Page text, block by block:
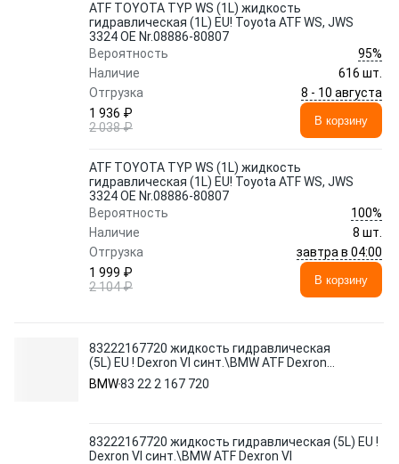
ATF TOYOTA TYP WS (1L) жидкость
гидравлическая (1L) EU! Toyota ATF WS, JWS
3324 OE Nr.08886-80807
Вероятность
95%
Наличие
616 шт.
Отгрузка
8 - 10 августа
1 936 ₽
2 038 ₽
В корзину
ATF TOYOTA TYP WS (1L) жидкость
гидравлическая (1L) EU! Toyota ATF WS, JWS
3324 OE Nr.08886-80807
Вероятность
100%
Наличие
8 шт.
Отгрузка
завтра в 04:00
1 999 ₽
2 104 ₽
В корзину
83222167720 жидкость гидравлическая
(5L) EU ! Dexron VI синт.\BMW ATF Dexron
VI
BMW83 22 2 167 720
83222167720 жидкость гидравлическая (5L) EU !
Dexron VI синт.\BMW ATF Dexron VI